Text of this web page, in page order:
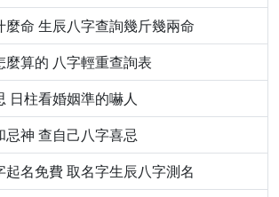
麼命 生辰八字查詢幾斤幾兩命
麼算的 八字輕重查詢表
日柱看婚姻準的嚇人
忌神 查自己八字喜忌
名免費 取名字生辰八字測名